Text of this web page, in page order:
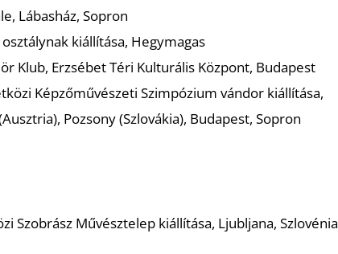
Lábasház, Sopron
osztálynak kiállítása, Hegymagas
Klub, Erzsébet Téri Kulturális Központ, Budapest
Képzőművészeti Szimpózium vándor kiállítása,
Pozsony (Szlovákia), Budapest, Sopron
Szobrász Művésztelep kiállítása, Ljubljana, Szlovénia